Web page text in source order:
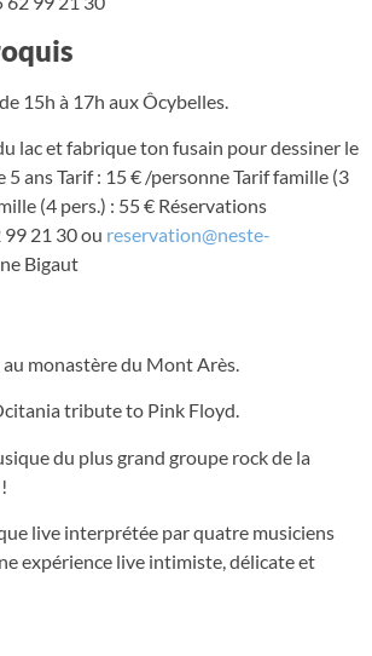
15h à 17h aux Ôcybelles.
lac et fabrique ton fusain pour dessiner le
5 ans Tarif : 15 € /personne Tarif famille (3
(4 pers.) : 55 € Réservations
21 30 ou reservation@neste-
Bigaut
monastère du Mont Arès.
tribute to Pink Floyd.
du plus grand groupe rock de la
live interprétée par quatre musiciens
expérience live intimiste, délicate et